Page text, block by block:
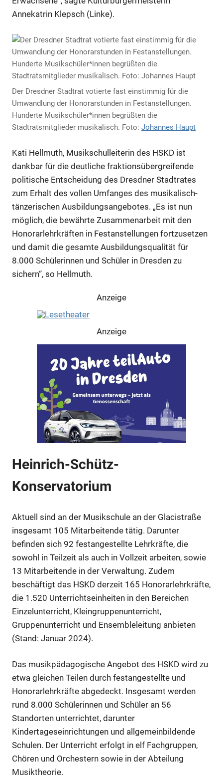
Annekatrin Klepsch (Linke).
Der Dresdner Stadtrat votierte fast einstimmig für die
Umwandlung der Honorarstunden in Festanstellungen.
Hunderte Musikschüler*innen begrüßten die
Stadtratsmitglieder musikalisch. Foto: Johannes Haupt
Kati Hellmuth, Musikschulleiterin des HSKD ist
dankbar für die deutliche fraktionsübergreifende
politische Entscheidung des Dresdner Stadtrates
zum Erhalt des vollen Umfanges des musikalisch-
tänzerischen Ausbildungsangebotes. „Es ist nun
möglich, die bewährte Zusammenarbeit mit den
Honorarlehrkräften in Festanstellungen fortzusetzen
und damit die gesamte Ausbildungsqualität für
8.000 Schülerinnen und Schüler in Dresden zu
sichern“, so Hellmuth.
Anzeige
Anzeige
Anzeige
Heinrich-Schütz-
Konservatorium
Aktuell sind an der Musikschule an der Glacistraße
insgesamt 105 Mitarbeitende tätig. Darunter
befinden sich 92 festangestellte Lehrkräfte, die
sowohl in Teilzeit als auch in Vollzeit arbeiten, sowie
13 Mitarbeitende in der Verwaltung. Zudem
beschäftigt das HSKD derzeit 165 Honorarlehrkräfte,
die 1.520 Unterrichtseinheiten in den Bereichen
Einzelunterricht, Kleingruppenunterricht,
Gruppenunterricht und Ensembleleitung anbieten
(Stand: Januar 2024).
Das musikpädagogische Angebot des HSKD wird zu
etwa gleichen Teilen durch festangestellte und
Honorarlehrkräfte abgedeckt. Insgesamt werden
rund 8.000 Schülerinnen und Schüler an 56
Standorten unterrichtet, darunter
Kindertageseinrichtungen und allgemeinbildende
Schulen. Der Unterricht erfolgt in elf Fachgruppen,
Chören und Orchestern sowie in der Abteilung
Musiktheorie.